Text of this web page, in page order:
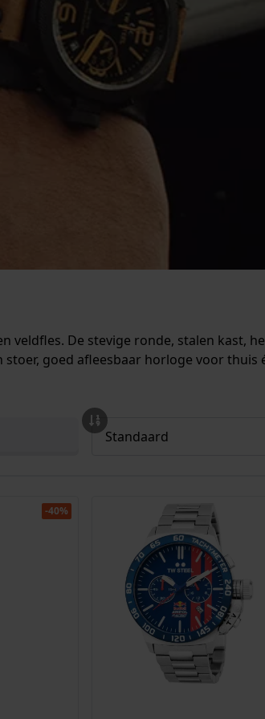
veldfles. De stevige ronde, stalen kast,
goed afleesbaar horloge voor thuis
-40%